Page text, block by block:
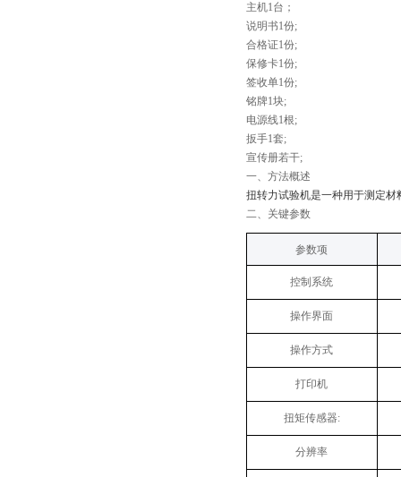
主机1台；
说明书1份;
合格证1份;
保修卡1份;
签收单1份;
铭牌1块;
电源线1根;
扳手1套;
宣传册若干;
‌一、 方法概述
扭转力试验机是一种用于测定材
‌二、关键参数
‌参数项‌
控制系统
操作界面
操作方式
打印机
扭矩传感器:
分辨率